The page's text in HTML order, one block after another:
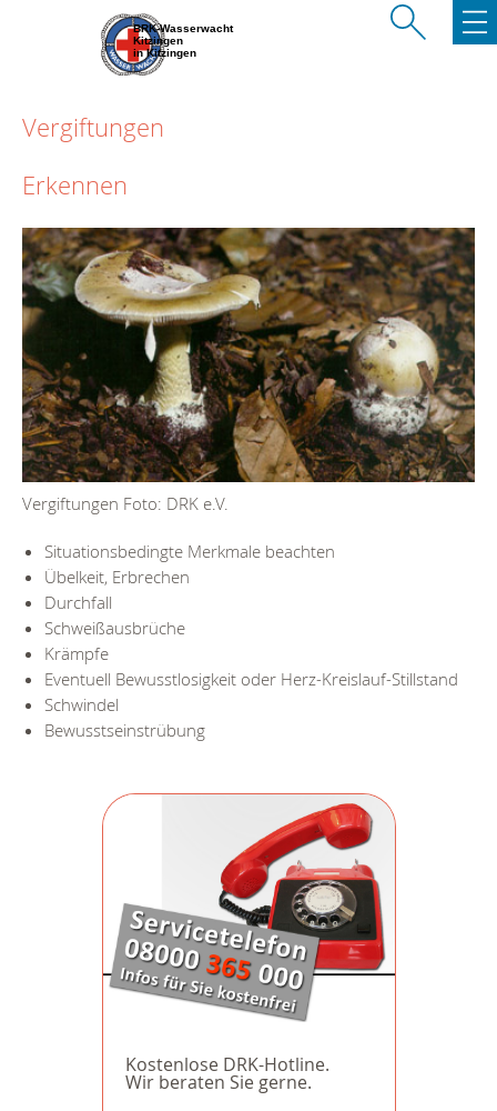
BRK-Wasserwacht
Kitzingen
in Kitzingen
Vergiftungen
Erkennen
Vergiftungen Foto: DRK e.V.
Situationsbedingte Merkmale beachten
Übelkeit, Erbrechen
Durchfall
Schweißausbrüche
Krämpfe
Eventuell Bewusstlosigkeit oder Herz-Kreislauf-Stillstand
Schwindel
Bewusstseinstrübung
Kostenlose DRK-Hotline.
Wir beraten Sie gerne.